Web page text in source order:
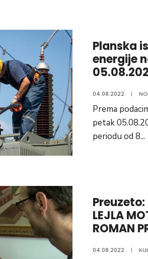
Planska
energije
04.08.2022. |
Prema
petak
periodu od 8...
Preuzeto:
LEJLA
ROMAN
04.08.2022. |